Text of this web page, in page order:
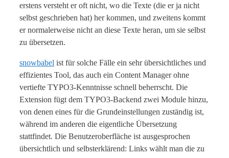
erstens versteht er oft nicht, wo die Texte (die er ja nicht
selbst geschrieben hat) her kommen, und zweitens kommt
er normalerweise nicht an diese Texte heran, um sie selbst
zu übersetzen.
snowbabel ist für solche Fälle ein sehr übersichtliches und
effizientes Tool, das auch ein Content Manager ohne
vertiefte TYPO3-Kenntnisse schnell beherrscht. Die
Extension fügt dem TYPO3-Backend zwei Module hinzu,
von denen eines für die Grundeinstellungen zuständig ist,
während im anderen die eigentliche Übersetzung
stattfindet. Die Benutzeroberfläche ist ausgesprochen
übersichtlich und selbsterklärend: Links wählt man die zu